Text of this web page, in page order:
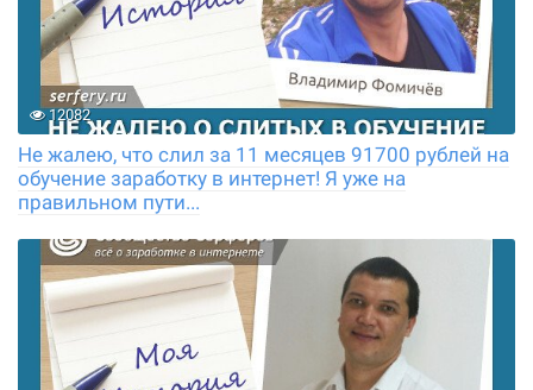
12082
Не жалею, что слил за 11 месяцев 91700 рублей на
обучение заработку в интернет! Я уже на
правильном пути...